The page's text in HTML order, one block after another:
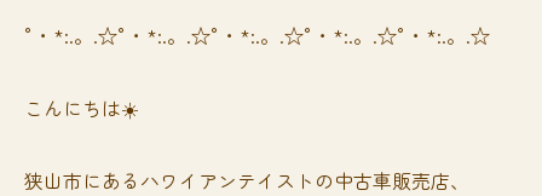
°・*:.。.☆°・*:.。.☆°・*:.。.☆°・*:.。.☆°・*:.。.☆
こんにちは☀️
狭山市にあるハワイアンテイストの中古車販売店、